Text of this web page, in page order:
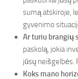
sumą atskiroje,
gyvenimo
Ar turiu brangių
paskolą, jokia
jūsų neišgelbės.
Koks mano